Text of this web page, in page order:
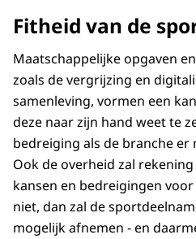
Fitheid van de
Maatschappelijke opgaven
zoals de vergrijzing en
samenleving, vormen een
deze naar zijn hand weet te
bedreiging als de branche er
Ook de overheid zal
kansen en bedreigingen
niet, dan zal de
mogelijk afnemen - en